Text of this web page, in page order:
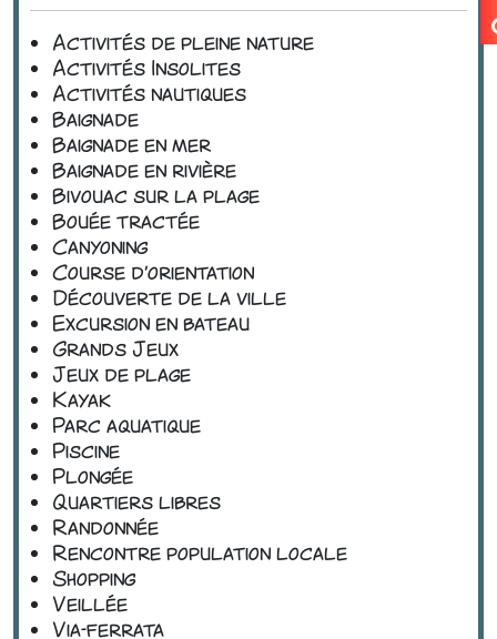
Activités de pleine nature
Activités Insolites
Activités nautiques
Baignade
Baignade en mer
Baignade en rivière
Bivouac sur la plage
Bouée tractée
Canyoning
Course d'orientation
Découverte de la ville
Excursion en bateau
Grands Jeux
Jeux de plage
Kayak
Parc aquatique
Piscine
Plongée
Quartiers libres
Randonnée
Rencontre population locale
Shopping
Veillée